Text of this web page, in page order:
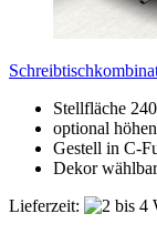
Stellfläche
optional
Gestell in C-
Dekor wählbar
Lieferzeit: